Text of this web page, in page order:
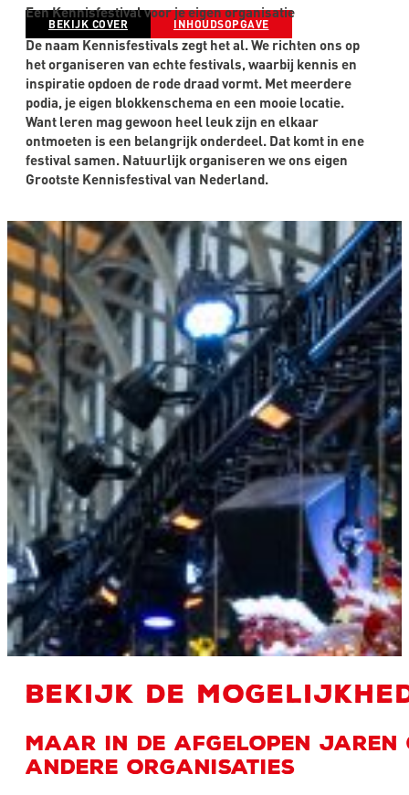
BEKIJK COVER INHOUDSOPGAVE
Een Kennisfestival voor je eigen organisatie
De naam Kennisfestivals zegt het al. We richten ons op
het organiseren van echte festivals, waarbij kennis en
inspiratie opdoen de rode draad vormt. Met meerdere
podia, je eigen blokkenschema en een mooie locatie.
Want leren mag gewoon heel leuk zijn en elkaar
ontmoeten is een belangrijk onderdeel. Dat komt in ene
festival samen. Natuurlijk organiseren we ons eigen
Grootste Kennisfestival van Nederland.
Je eigen Kennisfestival
BEKIJK DE
Maar in de afgelopen jaren
andere organisaties